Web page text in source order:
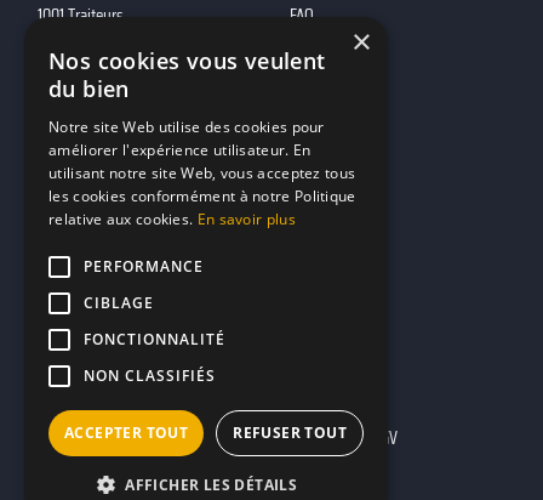
1001 Traiteurs
1001 DJ
10h01
MP2
FAQ
Contacts
marketing@reserverunbar.fr
11 rue Maurice Grandcoing
94200 Ivry-sur-Seine
Mentions légales CGU CGV
×
Nos cookies vous veulent
du bien
Notre site Web utilise des cookies pour
améliorer l'expérience utilisateur. En
utilisant notre site Web, vous acceptez tous
les cookies conformément à notre Politique
relative aux cookies. En savoir plus
PERFORMANCE
CIBLAGE
FONCTIONNALITÉ
NON CLASSIFIÉS
ACCEPTER TOUT REFUSER TOUT
AFFICHER LES DÉTAILS